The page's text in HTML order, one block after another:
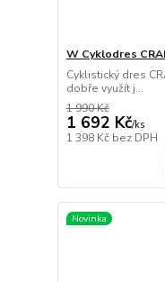
W Cyklodres
Cyklistický dres
dobře využít j...
1 990 Kč
1 692 Kč/ks
1 398 Kč bez DPH
Novinka